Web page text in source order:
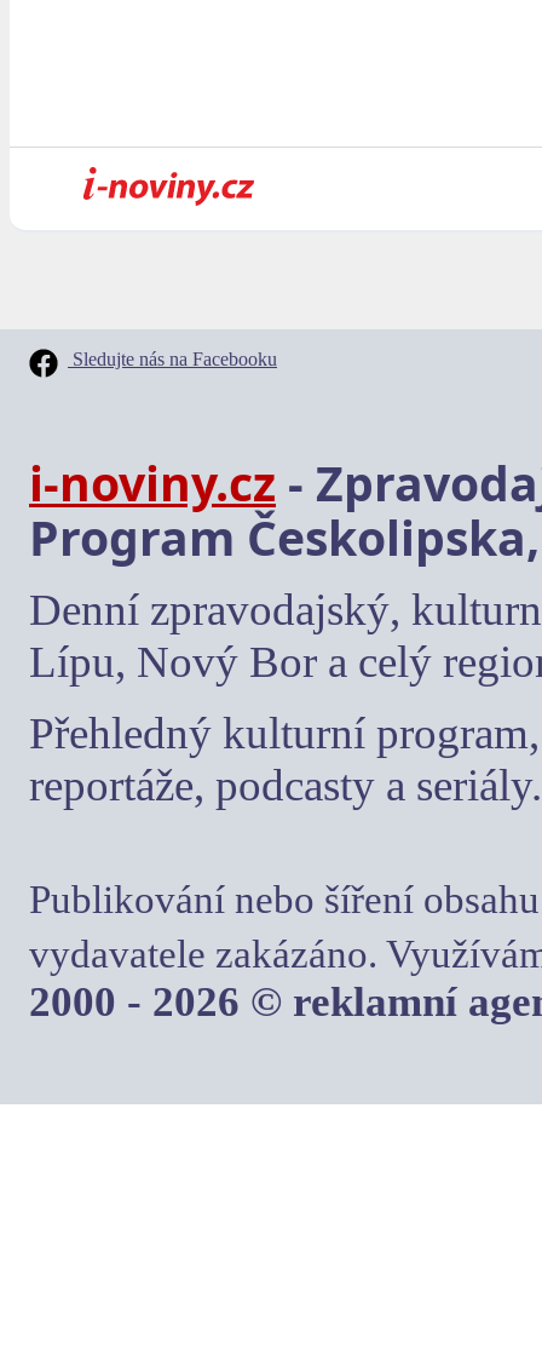
Sledujte nás na Facebooku
i-noviny.cz -
Program
Denní zpravodajský,
Lípu, Nový Bor a celý
Přehledný kulturní
reportáže, podcasty a seriály.
Publikování nebo šíření
vydavatele zakázáno.
2000 - 2026 © reklamní